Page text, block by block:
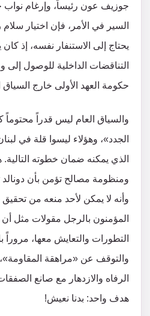
جوزيف عون رئيساً، وإرغام
السير في الأمر، فإن اختيار
يحتاج إلى الاستنفار نفسه، إذ
التناقضات الداخلية للوصول
حكومة العهد الأولى خارج السياق
والسياق العام ليس قدراً محتوماً
الجدد»، وهؤلاء ليسوا قلة في
الذي يمكنه ضمان خطوته
ومنظومة مصالح تؤمن بأن دونالد
وأنه لا يمكن لأحد منعه من تحقيق
المؤمنون بالرجل مقولات مثل أن
التطورات والتعايش معها، مروراً
والتوقف عن «مراهقة
الرفاه والازدهار مع صانع
هدف واحد: بدنا نعيش!